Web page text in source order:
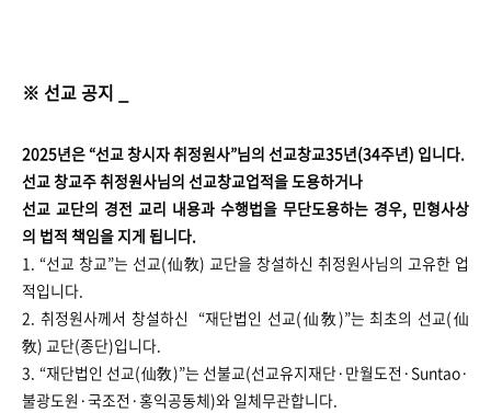
※ 선교 공지 _
2025년은 “선교 창시자 취정원사”님의 선교창교35년(34주년) 입니다.
선교 창교주 취정원사님의 선교창교업적을 도용하거나
선교 교단의 경전 교리 내용과 수행법을 무단도용하는 경우, 민형사상
의 법적 책임을 지게 됩니다.
1. “선교 창교”는 선교(仙敎) 교단을 창설하신 취정원사님의 고유한 업
적입니다.
2. 취정원사께서 창설하신 “재단법인 선교(仙敎)”는 최초의 선교(仙
敎) 교단(종단)입니다.
3. “재단법인 선교(仙敎)”는 선불교(선교유지재단·만월도전·Suntao·
불광도원·국조전·홍익공동체)와 일체무관합니다.